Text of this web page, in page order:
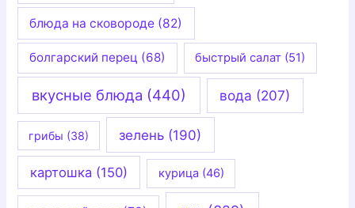
блюда на сковороде (82)
болгарский перец (68) быстрый салат (51)
вкусные блюда (440) вода (207)
грибы (38) зелень (190)
картошка (150) курица (46)